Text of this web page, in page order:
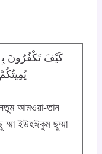
كَيْفَ تَكْفُرُونَ
আমওয়া-তান
ইউহঈকুম ছুম্মা